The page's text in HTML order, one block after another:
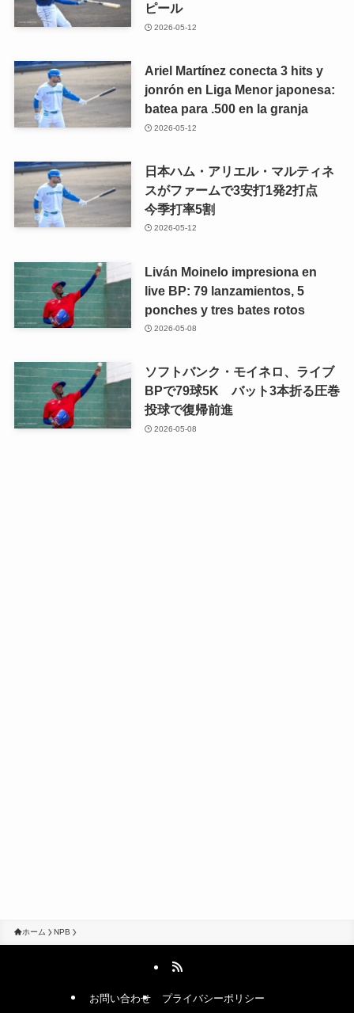
ピール
2026-05-12
Ariel Martínez conecta 3 hits y
jonrón en Liga Menor japonesa:
batea para .500 en la granja
2026-05-12
日本ハム・アリエル・マルティネ
スがファームで3安打1発2打点
今季打率5割
2026-05-12
Liván Moinelo impresiona en
live BP: 79 lanzamientos, 5
ponches y tres bates rotos
2026-05-08
ソフトバンク・モイネロ、ライブ
BPで79球5K バット3本折る圧巻
投球で復帰前進
2026-05-08
ホーム NPB
お問い合わせ プライバシーポリシー